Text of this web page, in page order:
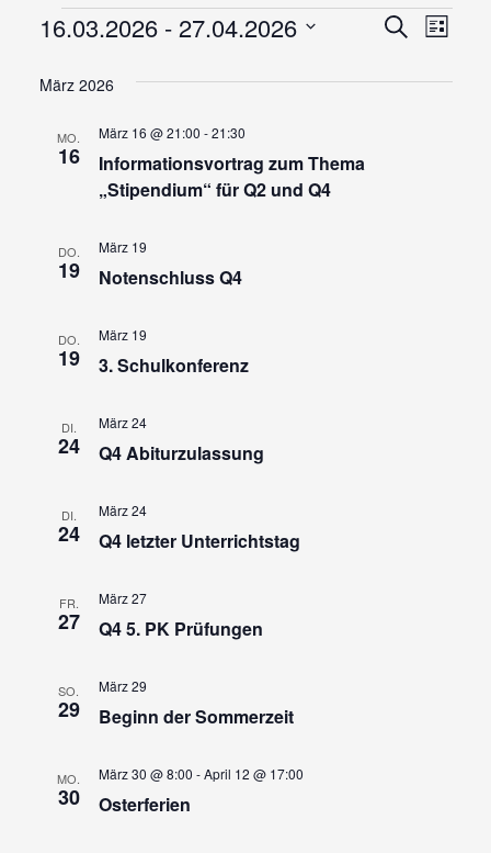
Veranstaltungen
und
SucheListe
16.03.2026 - 27.04.2026
März 2026
MO.
16
Informationsvortrag zum Thema
„Stipendium“ für Q2 und Q4
März 16 @ 21:00 -21:30
DO.
19 Notenschluss Q4
März 19
DO.
19 3. Schulkonferenz
März 19
DI.
24 Q4 Abiturzulassung
März 24
DI.
24 Q4 letzter Unterrichtstag
März 24
FR.
27 Q4 5. PK Prüfungen
März 27
SO.
29 Beginn der Sommerzeit
März 29
MO.
30 Osterferien
März 30 @ 8:00 -April 12 @ 17:00